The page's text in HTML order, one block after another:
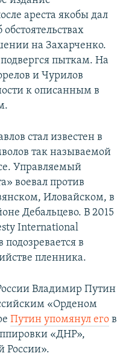
ареста якобы дал
на Захарченко.
пыткам. На
и Чурилов
к описанным в
стал известен в
так называемой
Управляемый
воевал против
Иловайском, в
Дебальцево. В 2015
International
в
пленника.
Владимир Путин
«Орденом
Путин упомянул его в
«ДНР»,
России».